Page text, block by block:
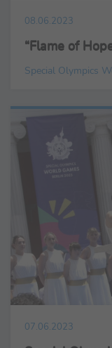
08.06.2023
“Flame of
07.06.2023